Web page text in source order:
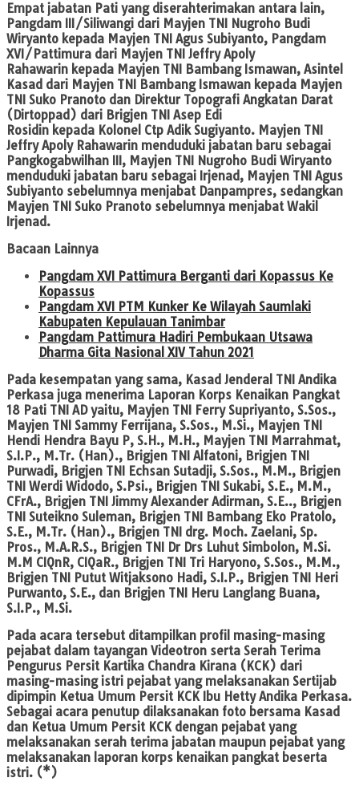
Empat jabatan Pati yang diserahterimakan antara lain,
Pangdam III/Siliwangi dari Mayjen TNI Nugroho Budi
Wiryanto kepada Mayjen TNI Agus Subiyanto, Pangdam
XVI/Pattimura dari Mayjen TNI Jeffry Apoly
Rahawarin kepada Mayjen TNI Bambang Ismawan, Asintel
Kasad dari Mayjen TNI Bambang Ismawan kepada Mayjen
TNI Suko Pranoto dan Direktur Topografi Angkatan Darat
(Dirtoppad) dari Brigjen TNI Asep Edi
Rosidin kepada Kolonel Ctp Adik Sugiyanto. Mayjen TNI
Jeffry Apoly Rahawarin menduduki jabatan baru sebagai
Pangkogabwilhan III, Mayjen TNI Nugroho Budi Wiryanto
menduduki jabatan baru sebagai Irjenad, Mayjen TNI Agus
Subiyanto sebelumnya menjabat Danpampres, sedangkan
Mayjen TNI Suko Pranoto sebelumnya menjabat Wakil
Irjenad.
Bacaan Lainnya
Pangdam XVI Pattimura Berganti dari Kopassus Ke
Kopassus
Pangdam XVI PTM Kunker Ke Wilayah Saumlaki
Kabupaten Kepulauan Tanimbar
Pangdam Pattimura Hadiri Pembukaan Utsawa
Dharma Gita Nasional XIV Tahun 2021
Pada kesempatan yang sama, Kasad Jenderal TNI Andika
Perkasa juga menerima Laporan Korps Kenaikan Pangkat
18 Pati TNI AD yaitu, Mayjen TNI Ferry Supriyanto, S.Sos.,
Mayjen TNI Sammy Ferrijana, S.Sos., M.Si., Mayjen TNI
Hendi Hendra Bayu P, S.H., M.H., Mayjen TNI Marrahmat,
S.I.P., M.Tr. (Han)., Brigjen TNI Alfatoni, Brigjen TNI
Purwadi, Brigjen TNI Echsan Sutadji, S.Sos., M.M., Brigjen
TNI Werdi Widodo, S.Psi., Brigjen TNI Sukabi, S.E., M.M.,
CFrA., Brigjen TNI Jimmy Alexander Adirman, S.E.., Brigjen
TNI Suteikno Suleman, Brigjen TNI Bambang Eko Pratolo,
S.E., M.Tr. (Han)., Brigjen TNI drg. Moch. Zaelani, Sp.
Pros., M.A.R.S., Brigjen TNI Dr Drs Luhut Simbolon, M.Si.
M.M CIQnR, CIQaR., Brigjen TNI Tri Haryono, S.Sos., M.M.,
Brigjen TNI Putut Witjaksono Hadi, S.I.P., Brigjen TNI Heri
Purwanto, S.E., dan Brigjen TNI Heru Langlang Buana,
S.I.P., M.Si.
Pada acara tersebut ditampilkan profil masing-masing
pejabat dalam tayangan Videotron serta Serah Terima
Pengurus Persit Kartika Chandra Kirana (KCK) dari
masing-masing istri pejabat yang melaksanakan Sertijab
dipimpin Ketua Umum Persit KCK Ibu Hetty Andika Perkasa.
Sebagai acara penutup dilaksanakan foto bersama Kasad
dan Ketua Umum Persit KCK dengan pejabat yang
melaksanakan serah terima jabatan maupun pejabat yang
melaksanakan laporan korps kenaikan pangkat beserta
istri. (*)